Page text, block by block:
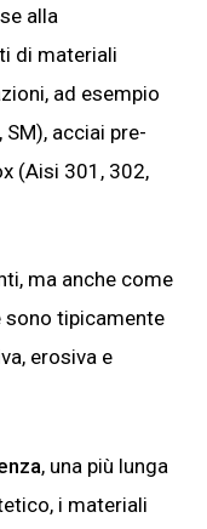
alla
di materiali
ad esempio
acciai pre-
(Aisi 301, 302,
ma anche come
sono tipicamente
erosiva e
, una più lunga
i materiali